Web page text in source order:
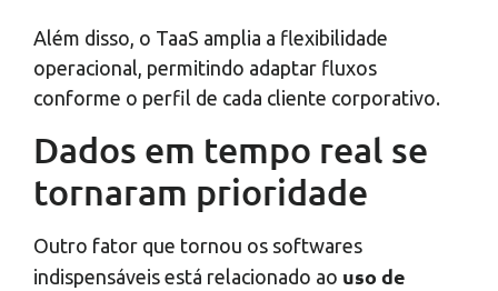
Além disso, o TaaS amplia a flexibilidade
operacional, permitindo adaptar fluxos
conforme o perfil de cada cliente corporativo.
Dados em tempo real se
tornaram prioridade
Outro fator que tornou os softwares
indispensáveis está relacionado ao uso de